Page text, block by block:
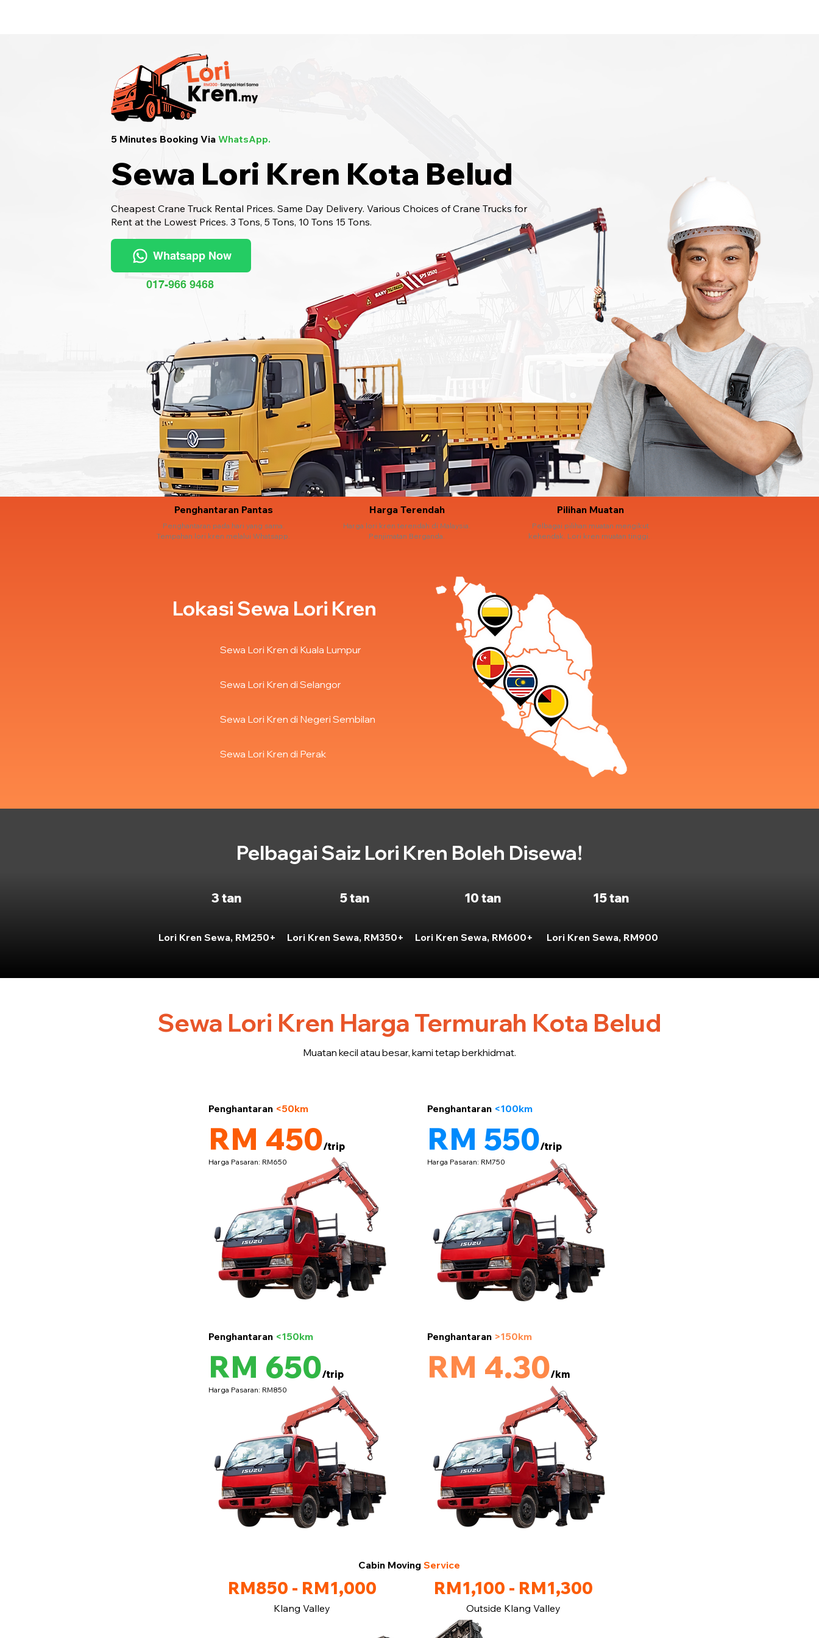
5 Minutes Booking Via WhatsApp.
Sewa Lori Kren Kota Belud
Cheapest Crane Truck Rental Prices. Same Day Delivery. Various Choices of Crane Trucks for
Rent at the Lowest Prices. 3 Tons, 5 Tons, 10 Tons 15 Tons.
Whatsapp Now
017-966 9468
Penghantaran Pantas
Penghantaran pada hari yang sama.
Tempahan lori kren melalui Whatsapp.
Harga Terendah
Harga lori kren terendah di Malaysia.
Penjimatan Berganda.
Pilihan Muatan
Pelbagai pilihan muatan mengikut
kehendak. Lori kren muatan tinggi.
Lokasi Sewa Lori Kren
Sewa Lori Kren di Kuala Lumpur
Sewa Lori Kren di Selangor
Sewa Lori Kren di Negeri Sembilan
Sewa Lori Kren di Perak
Pelbagai Saiz Lori Kren Boleh Disewa!
3 tan
Lori Kren Sewa, RM250+
5 tan
Lori Kren Sewa, RM350+
10 tan
Lori Kren Sewa, RM600+
15 tan
Lori Kren Sewa, RM900
Sewa Lori Kren Harga Termurah Kota Belud
Muatan kecil atau besar, kami tetap berkhidmat.
RM 450/trip
Penghantaran <50km
Harga Pasaran: RM650
RM 650/trip
Penghantaran <150km
Harga Pasaran: RM850
RM 550/trip
Penghantaran <100km
Harga Pasaran: RM750
RM 4.30/km
Penghantaran >150km
Cabin Moving Service
RM850 - RM1,000
Klang Valley
RM1,100 - RM1,300
Outside Klang Valley